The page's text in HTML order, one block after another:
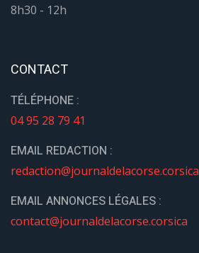
8h30 - 12h
CONTACT
TÉLÉPHONE :
04 95 28 79 41
EMAIL REDACTION :
redaction@journaldelacorse.corsica
EMAIL ANNONCES LÉGALES :
contact@journaldelacorse.corsica